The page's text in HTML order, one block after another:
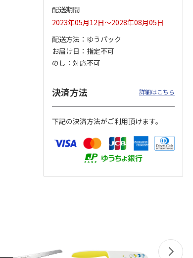
リラックマ ダイカ
ットメモスタンドＢ
（ドーナツ）
(送料別・税込) (送料別・税込)
配送期間
2023年05月12日～2028年08月05日
配送方法
ゆうパック
お届け日
指定不可
のし
対応不可
決済方法 詳細はこちら
下記の決済方法がご利用頂けます。